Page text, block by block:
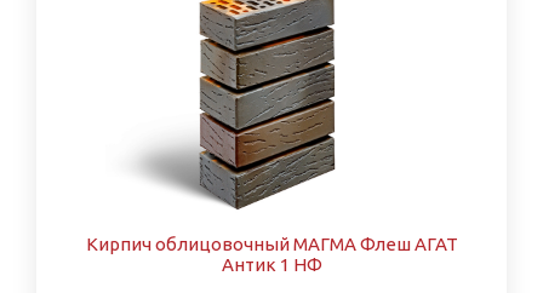
Кирпич облицовочный МАГМА Флеш АГАТ
Антик 1 НФ